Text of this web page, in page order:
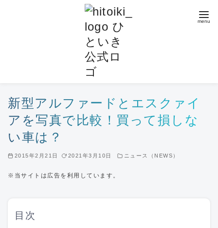
新型アルファードとエスクァイ
アを写真で比較！買って損しな
い車は？
2015年2月21日 2021年3月10日 ニュース（NEWS）
※当サイトは広告を利用しています。
目次